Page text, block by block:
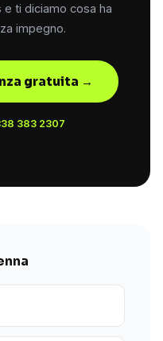
e ti diciamo cosa ha
impegno.
gratuita →
383 2307